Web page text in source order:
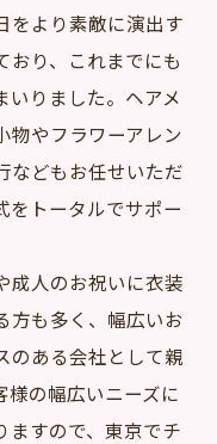
をより素敵に演出す
おり、これまでにも
いりました。ヘアメ
物やフラワーアレン
などもお任せいただ
をトータルでサポー
成人のお祝いに衣装
方も多く、幅広いお
のある会社として親
様の幅広いニーズに
ますので、東京でチ